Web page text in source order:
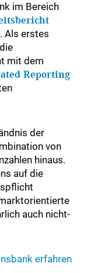
im Bereich
Als erstes
mit dem
Reporting
der
von
hinaus.
auf die
auch nicht-
erfahren